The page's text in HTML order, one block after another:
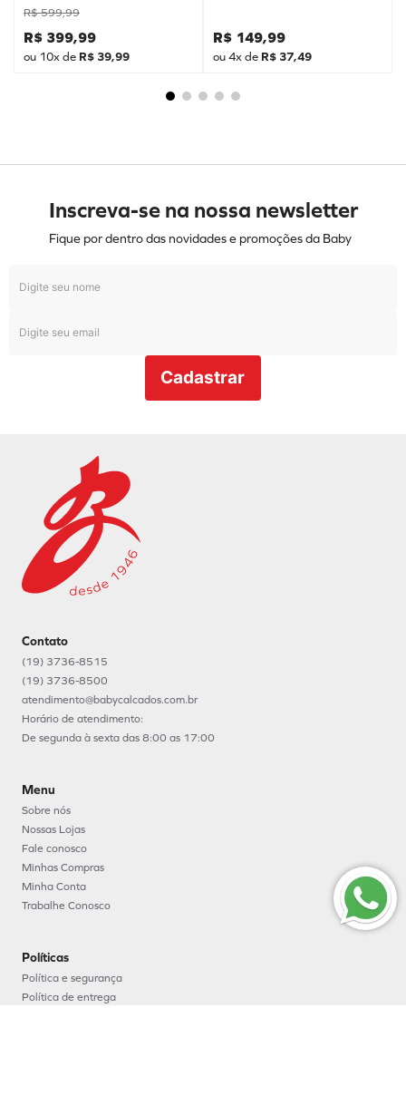
R$ 599,99
R$ 399,99
ou 10x de R$ 39,99
R$ 149,99
ou4x de R$ 37,49
Inscreva-se na nossa newsletter
Fique por dentro das novidades e promoções da Baby
Cadastrar
Contato
(19) 3736-8515
(19) 3736-8500
atendimento@babycalcados.com.br
Horário de atendimento:
De segunda à sexta das 8:00 as 17:00
Menu
Sobre nós
Nossas Lojas
Fale conosco
Minhas Compras
Minha Conta
Trabalhe Conosco
Políticas
Política e segurança
Política de entrega